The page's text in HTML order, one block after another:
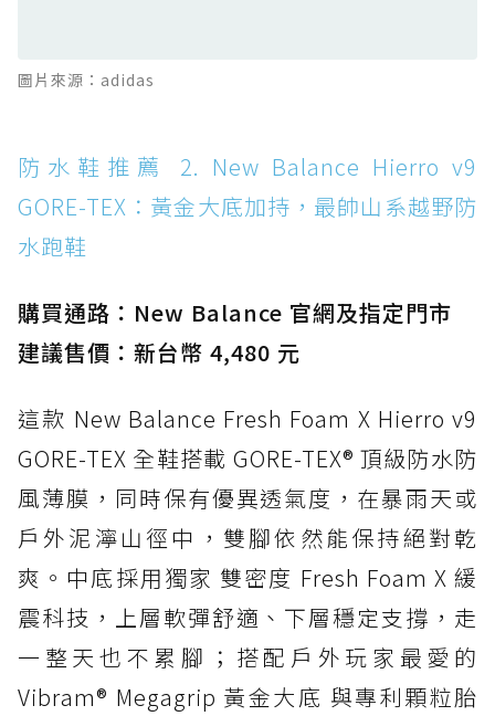
Boot：馬汀首款雨靴登場，經典八孔加上全防
防水鞋推薦 14. SKECHERS BADGER
WATERPROOF：一踩即穿懶人神器！搭載固特
異大底與全防水厚底健走鞋
防水鞋推薦 15. Brooks Cascadia 19 GTX：注
圖片來源：adidas
防水鞋推薦 2. New Balance Hierro v9
GORE-TEX：黃金大底加持，最帥山系越野防
水跑鞋
購買通路：New Balance 官網及指定門市
建議售價：新台幣 4,480 元
這款 New Balance Fresh Foam X Hierro v9
GORE-TEX 全鞋搭載 GORE-TEX® 頂級防水防
風薄膜，同時保有優異透氣度，在暴雨天或
戶外泥濘山徑中，雙腳依然能保持絕對乾
爽。中底採用獨家 雙密度 Fresh Foam X 緩
震科技，上層軟彈舒適、下層穩定支撐，走
一整天也不累腳；搭配戶外玩家最愛的
Vibram® Megagrip 黃金大底 與專利顆粒胎